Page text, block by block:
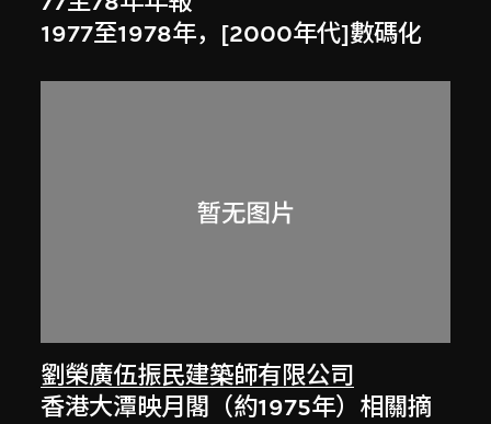
1977至1978年，[2000年代]數碼化
劉榮廣伍振民建築師有限公司
香港大潭映月閣（約1975年）相關摘